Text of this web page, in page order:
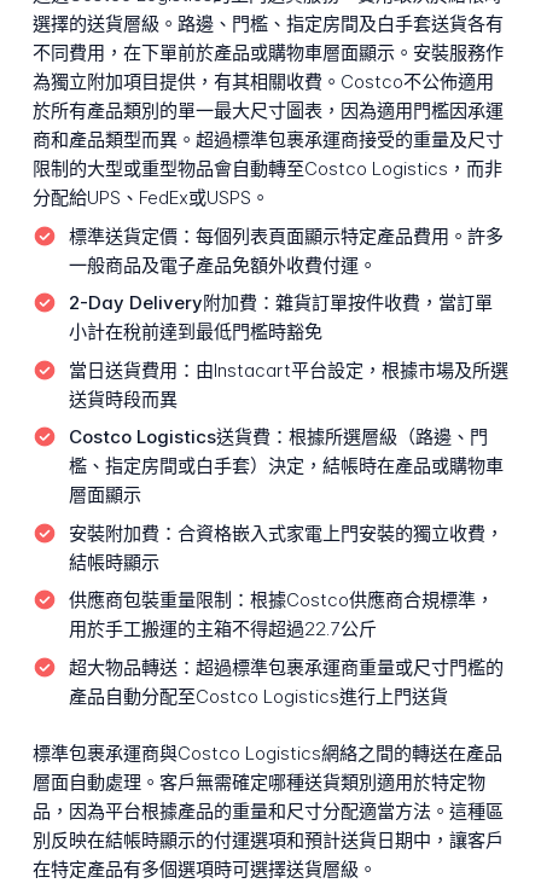
選擇的送貨層級。路邊、門檻、指定房間及白手套送貨各有
不同費用，在下單前於產品或購物車層面顯示。安裝服務作
為獨立附加項目提供，有其相關收費。Costco不公佈適用
於所有產品類別的單一最大尺寸圖表，因為適用門檻因承運
商和產品類型而異。超過標準包裹承運商接受的重量及尺寸
限制的大型或重型物品會自動轉至Costco Logistics，而非
分配給UPS、FedEx或USPS。
標準送貨定價： 每個列表頁面顯示特定產品費用。許多
一般商品及電子產品免額外收費付運。
2-Day Delivery附加費： 雜貨訂單按件收費，當訂單
小計在稅前達到最低門檻時豁免
當日送貨費用： 由Instacart平台設定，根據市場及所選
送貨時段而異
Costco Logistics送貨費： 根據所選層級（路邊、門
檻、指定房間或白手套）決定，結帳時在產品或購物車
層面顯示
安裝附加費： 合資格嵌入式家電上門安裝的獨立收費，
結帳時顯示
供應商包裝重量限制： 根據Costco供應商合規標準，
用於手工搬運的主箱不得超過22.7公斤
超大物品轉送： 超過標準包裹承運商重量或尺寸門檻的
產品自動分配至Costco Logistics進行上門送貨
標準包裹承運商與Costco Logistics網絡之間的轉送在產品
層面自動處理。客戶無需確定哪種送貨類別適用於特定物
品，因為平台根據產品的重量和尺寸分配適當方法。這種區
別反映在結帳時顯示的付運選項和預計送貨日期中，讓客戶
在特定產品有多個選項時可選擇送貨層級。